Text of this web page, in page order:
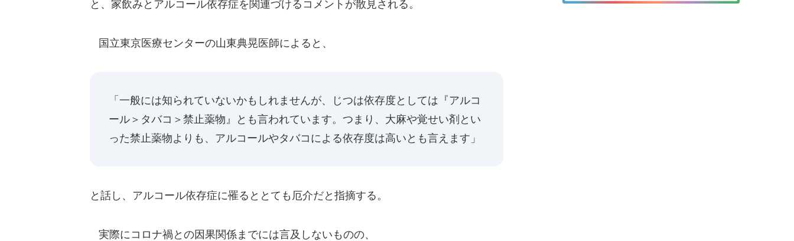
と、家飲みとアルコール依存症を関連づけるコメントが散見される。
国立東京医療センターの山東典晃医師によると、
「一般には知られていないかもしれませんが、じつは依存度としては『アルコ
ール＞タバコ＞禁止薬物』とも言われています。つまり、大麻や覚せい剤とい
った禁止薬物よりも、アルコールやタバコによる依存度は高いとも言えます」
と話し、アルコール依存症に罹るととても厄介だと指摘する。
実際にコロナ禍との因果関係までには言及しないものの、